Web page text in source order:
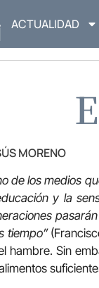
ACTUALIDAD
MORENO
de los medios
y la
tiempo”
hambre. Sin